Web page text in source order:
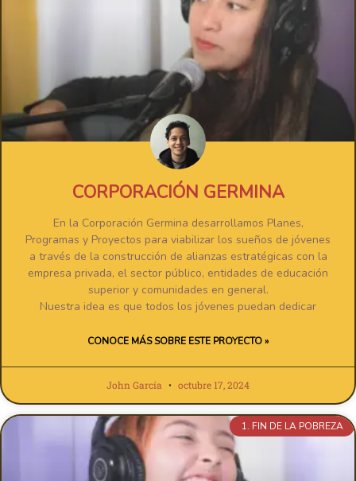
CORPORACIÓN GERMINA
En la Corporación Germina desarrollamos Planes,
Programas y Proyectos para viabilizar los sueños de jóvenes
a través de la construcción de alianzas estratégicas con la
empresa privada, el sector público, entidades de educación
superior y comunidades en general.
Nuestra idea es que todos los jóvenes puedan dedicar
CONOCE MÁS SOBRE ESTE PROYECTO »
John García octubre 17, 2024
1. FIN DE LA POBREZA